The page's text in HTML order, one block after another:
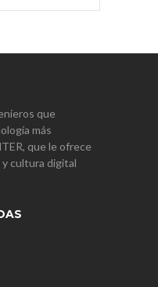
que
más
que le ofrece
cultura digital